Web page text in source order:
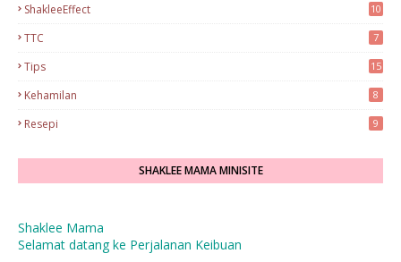
ShakleeEffect 10
TTC 7
Tips 15
Kehamilan 8
Resepi 9
SHAKLEE MAMA MINISITE
Shaklee Mama
Selamat datang ke Perjalanan Keibuan